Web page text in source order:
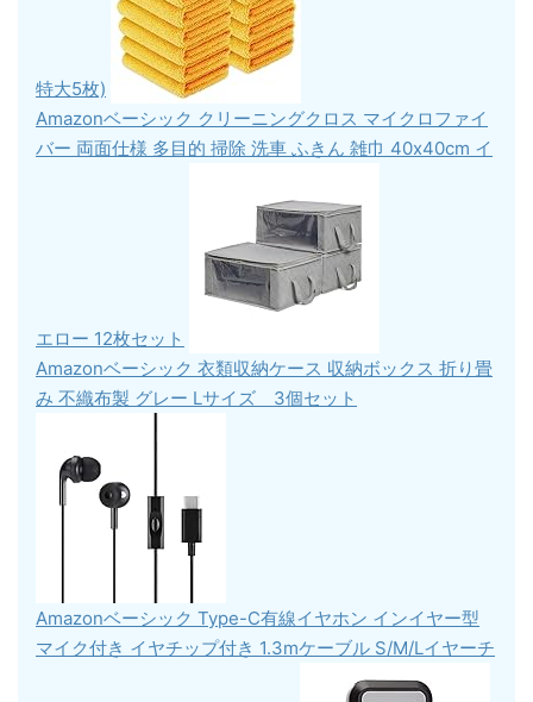
特大5枚)
Amazonベーシック クリーニングクロス マイクロファイ
バー 両面仕様 多目的 掃除 洗車 ふきん 雑巾 40x40cm イ
エロー 12枚セット
Amazonベーシック 衣類収納ケース 収納ボックス 折り畳
み 不織布製 グレー Lサイズ 3個セット
Amazonベーシック Type-C有線イヤホン インイヤー型
マイク付き イヤチップ付き 1.3mケーブル S/M/Lイヤーチ